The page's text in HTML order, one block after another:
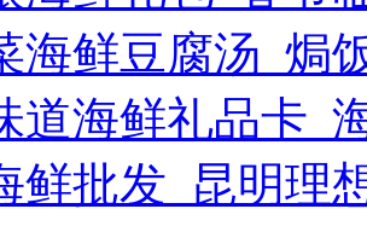
海鲜豆腐汤_焗
道海鲜礼品卡_
鲜批发_昆明理